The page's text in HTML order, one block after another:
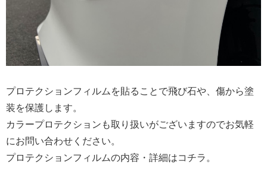
プロテクションフィルムを貼ることで飛び石や、傷から塗
装を保護します。
カラープロテクションも取り扱いがございますのでお気軽
にお問い合わせください。
プロテクションフィルムの内容・詳細はコチラ。